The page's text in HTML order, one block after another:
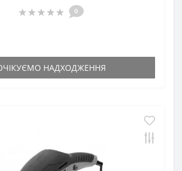
0
НАДХОДЖЕННЯ